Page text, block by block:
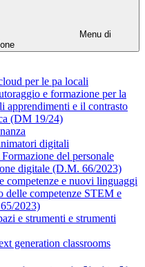
Menu di
per le pa locali
e formazione per la
apprendimenti e il contrasto
(DM 19/24)
digitali
del personale
digitale (D.M. 66/2023)
competenze e nuovi linguaggi
delle competenze STEM e
2023)
e strumenti e strumenti
generation classrooms